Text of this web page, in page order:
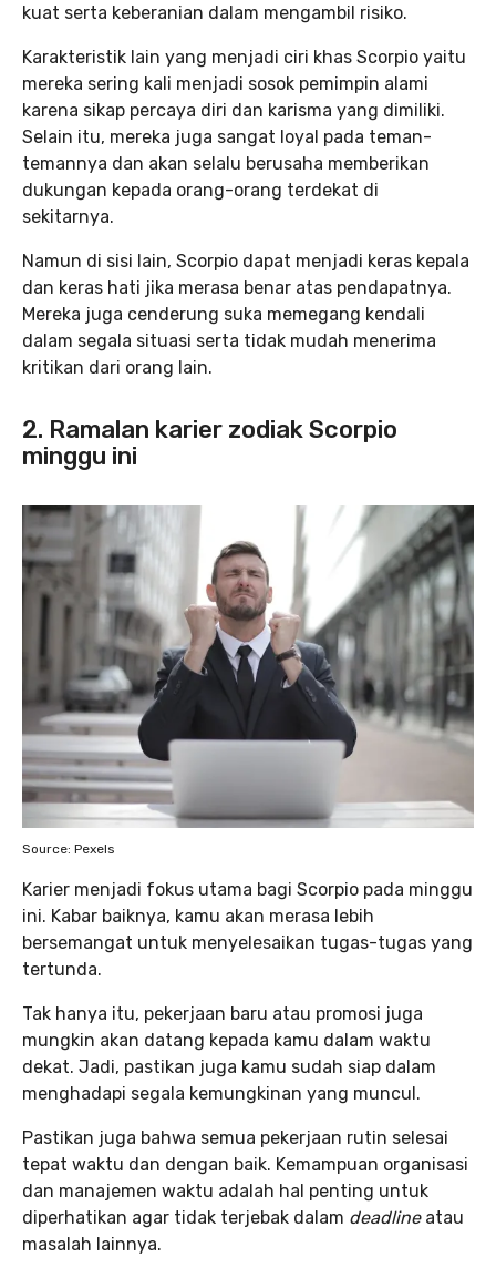
kuat serta keberanian dalam mengambil risiko.
Karakteristik lain yang menjadi ciri khas Scorpio yaitu
mereka sering kali menjadi sosok pemimpin alami
karena sikap percaya diri dan karisma yang dimiliki.
Selain itu, mereka juga sangat loyal pada teman-
temannya dan akan selalu berusaha memberikan
dukungan kepada orang-orang terdekat di
sekitarnya.
Namun di sisi lain, Scorpio dapat menjadi keras kepala
dan keras hati jika merasa benar atas pendapatnya.
Mereka juga cenderung suka memegang kendali
dalam segala situasi serta tidak mudah menerima
kritikan dari orang lain.
2. Ramalan karier zodiak Scorpio
minggu ini
Source: Pexels
Karier menjadi fokus utama bagi Scorpio pada minggu
ini. Kabar baiknya, kamu akan merasa lebih
bersemangat untuk menyelesaikan tugas-tugas yang
tertunda.
Tak hanya itu, pekerjaan baru atau promosi juga
mungkin akan datang kepada kamu dalam waktu
dekat. Jadi, pastikan juga kamu sudah siap dalam
menghadapi segala kemungkinan yang muncul.
Pastikan juga bahwa semua pekerjaan rutin selesai
tepat waktu dan dengan baik. Kemampuan organisasi
dan manajemen waktu adalah hal penting untuk
diperhatikan agar tidak terjebak dalam deadlineatau
masalah lainnya.